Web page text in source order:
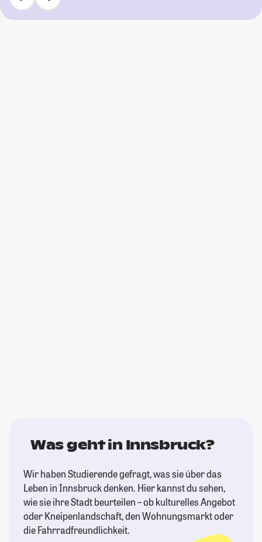
Was geht in Innsbruck?
Wir haben Studierende gefragt, was sie über das
Leben in Innsbruck denken. Hier kannst du sehen,
wie sie ihre Stadt beurteilen – ob kulturelles Angebot
oder Kneipenlandschaft, den Wohnungsmarkt oder
die Fahrradfreundlichkeit.